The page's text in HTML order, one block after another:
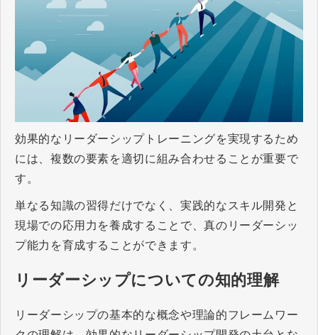
効果的なリーダーシップトレーニングを実現するため
には、複数の要素を適切に組み合わせることが重要で
す。
単なる知識の習得だけでなく、実践的なスキル開発と
現場での応用力を養成することで、真のリーダーシッ
プ能力を育成することができます。
リーダーシップについての知的理解
リーダーシップの基本的な概念や理論的フレームワー